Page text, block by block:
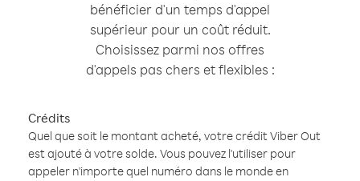
bénéficier d'un temps d'appel
supérieur pour un coût réduit.
Choisissez parmi nos offres
d'appels pas chers et flexibles :
Crédits
Quel que soit le montant acheté, votre crédit Viber Out
est ajouté à votre solde. Vous pouvez l'utiliser pour
appeler n'importe quel numéro dans le monde en